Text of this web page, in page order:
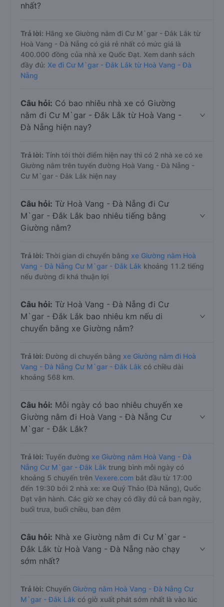
nhất?
Trả lời: Hãng xe Giường nằm đi Cư M`gar - Đắk Lắk từ
Hoà Vang - Đà Nẵng có giá rẻ nhất có mức giá là
400.000 đồng của nhà xe Quốc Đạt. Xem danh sách
đầy đủ: Xe đi Cư M`gar - Đắk Lắk từ Hoà Vang - Đà
Nẵng
Câu hỏi: Có bao nhiêu nhà xe có Giường
nằm đi Cư M`gar - Đắk Lắk từ Hoà Vang -
Đà Nẵng hiện nay?
Trả lời: Tính tới thời điểm hiện nay thì có 2 nhà xe có xe
Giường nằm trên tuyến đường Hoà Vang - Đà Nẵng -
Cư M`gar - Đắk Lắk hiện nay
Câu hỏi: Từ Hoà Vang - Đà Nẵng đi Cư
M`gar - Đắk Lắk bao nhiêu tiếng bằng
Giường nằm?
Trả lời: Thời gian di chuyển bằng xe Giường nằm Hoà
Vang - Đà Nẵng Cư M`gar - Đắk Lắk khoảng 11.2 tiếng
nếu đường đi khá thuận lợi
Câu hỏi: Từ Hoà Vang - Đà Nẵng đi Cư
M`gar - Đắk Lắk bao nhiêu km nếu di
chuyển bằng xe Giường nằm?
Trả lời: Đường di chuyển bằng xe Giường nằm đi Hoà
Vang - Đà Nẵng Cư M`gar - Đắk Lắk có chiều dài
khoảng 568 km.
Câu hỏi: Mỗi ngày có bao nhiêu chuyến xe
Giường nằm đi Hoà Vang - Đà Nẵng Cư
M`gar - Đắk Lắk?
Trả lời: Tuyến đường xe Giường nằm Hoà Vang - Đà
Nẵng Cư M`gar - Đắk Lắk trung bình mỗi ngày có
khoảng 5 chuyến trên Vexere.com bắt đầu từ 17:00
đến 19:30 bởi 2 nhà xe: xe Quý Thảo (Đà Nẵng), Quốc
Đạt vận hành. Các giờ xe chạy có đầy đủ cả ban ngày,
buổi trưa, buổi chiều, ban đêm
Câu hỏi: Nhà xe Giường nằm đi Cư M`gar -
Đắk Lắk từ Hoà Vang - Đà Nẵng nào chạy
sớm nhất?
Trả lời: Chuyến Giường nằm Hoà Vang - Đà Nẵng Cư
M`gar - Đắk Lắk có giờ xuất phát sớm nhất là vào lúc